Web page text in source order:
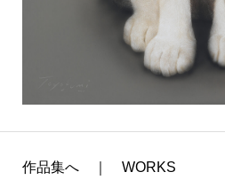
作品集へ ｜ WORKS